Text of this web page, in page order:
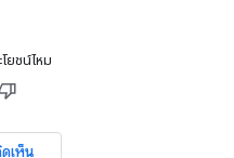
ยชน์ไหม
เห็น